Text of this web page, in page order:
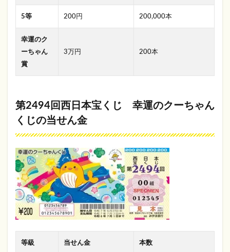
5等 200円 200,000本
幸運のク
ーちゃん
賞
3万円 200本
第2494回西日本宝くじ 幸運のクーちゃん
くじの当せん金
等級 当せん金 本数